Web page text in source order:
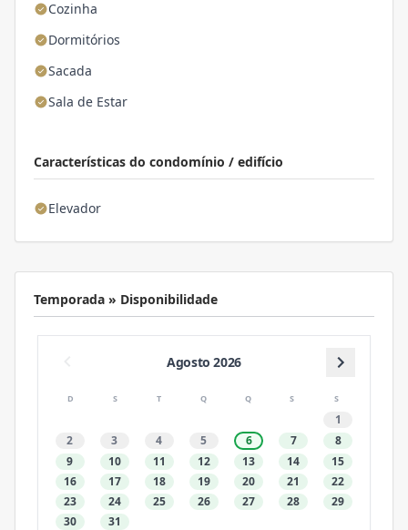
Cozinha
Dormitórios
Sacada
Sala de Estar
Características do condomínio / edifício
Elevador
Temporada » Disponibilidade
Agosto 2026
D S T Q Q S S
1
2
3 4 5 6 7
8
9
10 11 12 13 14
15
16
17 18 19 20 21
22
23
24 25 26 27 28
29
30
31